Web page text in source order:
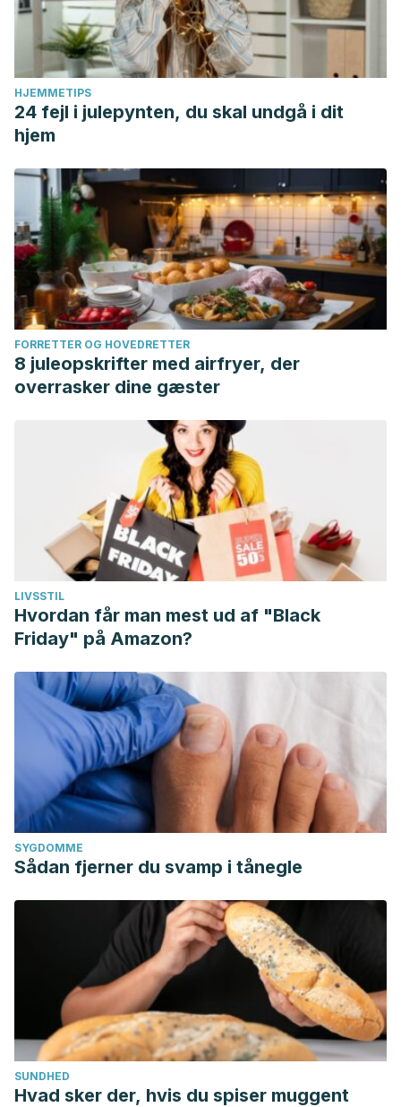
HJEMMETIPS
24 fejl i julepynten, du skal undgå i dit
hjem
FORRETTER OG HOVEDRETTER
8 juleopskrifter med airfryer, der
overrasker dine gæster
LIVSSTIL
Hvordan får man mest ud af "Black
Friday" på Amazon?
SYGDOMME
Sådan fjerner du svamp i tånegle
SUNDHED
Hvad sker der, hvis du spiser muggent